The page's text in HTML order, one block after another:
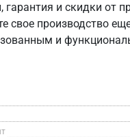
гарантия и скидки от
свое производство
и